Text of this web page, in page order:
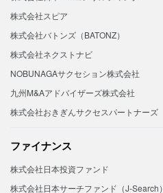
株式会社スピア
株式会社バトンズ（BATONZ）
株式会社ネクストナビ
NOBUNAGAサクセション株式会社
九州M&Aアドバイザーズ株式会社
株式会社おきぎんサクセスパートナーズ
ファイナンス
株式会社日本投資ファンド
株式会社日本サーチファンド（J-Search）